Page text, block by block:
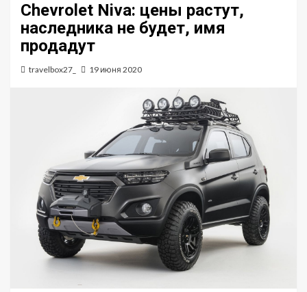
Chevrolet Niva: цены растут,
наследника не будет, имя
продадут
travelbox27_ 19 июня 2020